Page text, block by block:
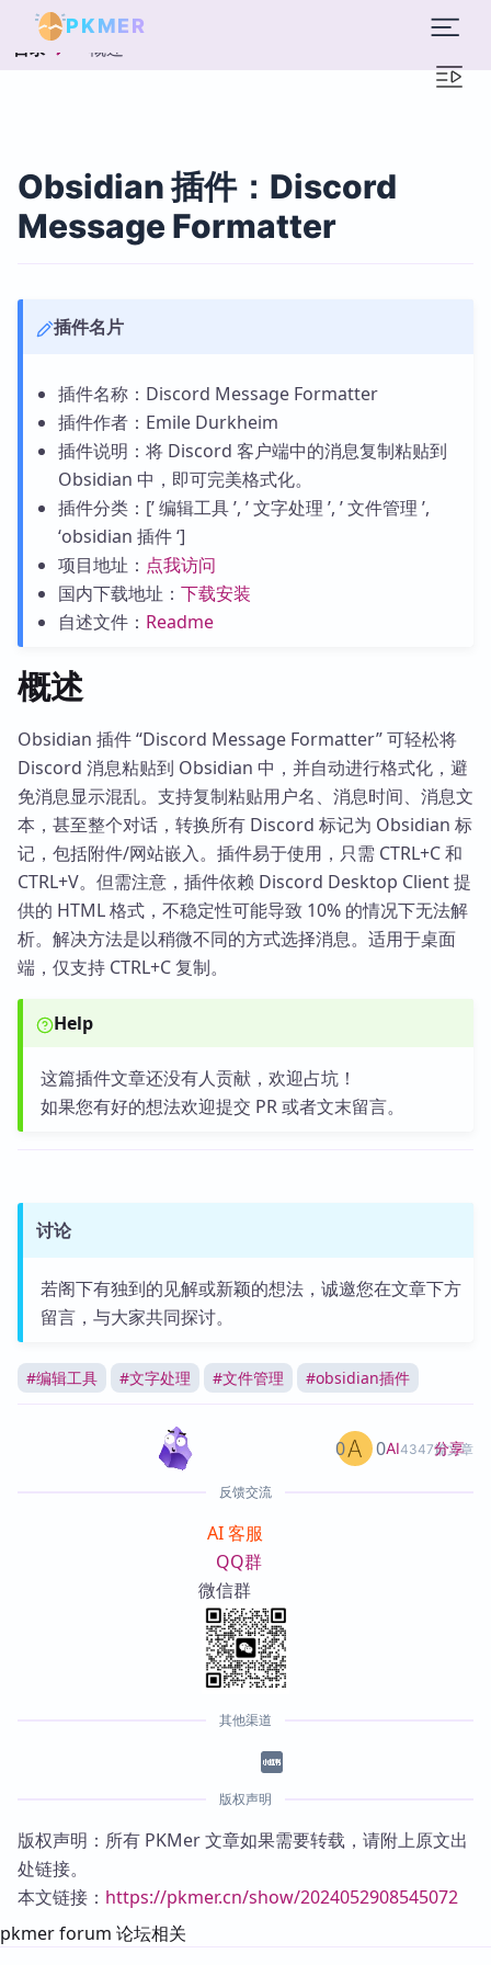
PKMER
目录 概述
Obsidian 插件：Discord
Message Formatter
插件名片
插件名称：Discord Message Formatter
插件作者：Emile Durkheim
插件说明：将 Discord 客户端中的消息复制粘贴到
Obsidian 中，即可完美格式化。
插件分类：[’ 编辑工具 ’, ’ 文字处理 ’, ’ 文件管理 ’,
‘obsidian 插件 ‘]
项目地址： 点我访问
国内下载地址： 下载安装
自述文件： Readme
概述
Obsidian 插件 “Discord Message Formatter” 可轻松将
Discord 消息粘贴到 Obsidian 中，并自动进行格式化，避
免消息显示混乱。支持复制粘贴用户名、消息时间、消息文
本，甚至整个对话，转换所有 Discord 标记为 Obsidian 标
记，包括附件/网站嵌入。插件易于使用，只需 CTRL+C 和
CTRL+V。但需注意，插件依赖 Discord Desktop Client 提
供的 HTML 格式，不稳定性可能导致 10% 的情况下无法解
析。解决方法是以稍微不同的方式选择消息。适用于桌面
端，仅支持 CTRL+C 复制。
Help
这篇插件文章还没有人贡献，欢迎占坑！
如果您有好的想法欢迎提交 PR 或者文末留言。
讨论
若阁下有独到的见解或新颖的想法，诚邀您在文章下方
留言，与大家共同探讨。
#编辑工具 #文字处理 #文件管理 #obsidian插件
AI4347篇文章
0 0 分享
反馈交流
AI 客服
QQ群
微信群
其他渠道
版权声明
版权声明：所有 PKMer 文章如果需要转载，请附上原文出
处链接。
本文链接： https://pkmer.cn/show/2024052908545072
pkmer forum 论坛相关